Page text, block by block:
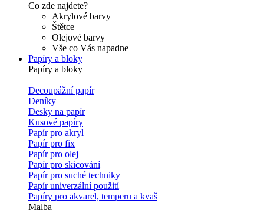
Co zde najdete?
Akrylové barvy
Štětce
Olejové barvy
Vše co Vás napadne
Papíry a bloky
Papíry a bloky
Decoupážní papír
Deníky
Desky na papír
Kusové papíry
Papír pro akryl
Papír pro fix
Papír pro olej
Papír pro skicování
Papír pro suché techniky
Papír univerzální použití
Papíry pro akvarel, temperu a kvaš
Malba